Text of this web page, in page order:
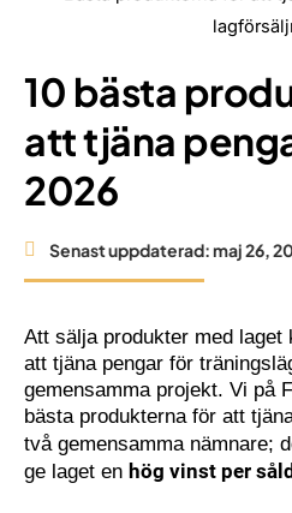
10 bästa
att tjäna
2026
Senast uppdaterad:maj 26,
Att sälja produkter med
att tjäna pengar för
gemensamma projekt. Vi på
bästa produkterna för att
två gemensamma nämnare;
ge laget en hög vinst per